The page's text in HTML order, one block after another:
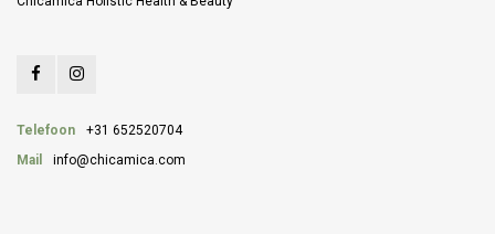
Telefoon
+31 652520704
Mail
info@chicamica.com